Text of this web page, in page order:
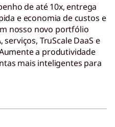
de até 10x, entrega
e economia de custos e
nosso novo portfólio
TruScale DaaS e
a produtividade
mais inteligentes para